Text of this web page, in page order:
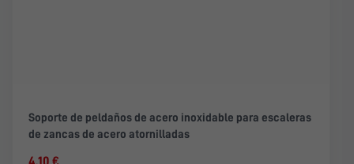
Soporte de peldaños de acero inoxidable para escaleras
de zancas de acero atornilladas
4,10 €